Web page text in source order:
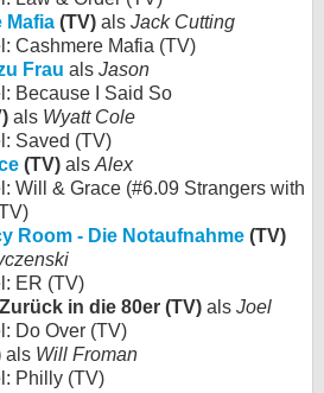
Mafia (TV) als Jack Cutting
Cashmere Mafia (TV)
Frau als Jason
Because I Said So
als Wyatt Cole
Saved (TV)
(TV) als Alex
Will & Grace (#6.09 Strangers with
Room - Die Notaufnahme (TV)
ER (TV)
in die 80er (TV) als Joel
Do Over (TV)
als Will Froman
Philly (TV)